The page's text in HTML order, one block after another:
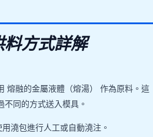
方式詳解
熔融的金屬液體（熔湯） 作為原料。這
同的方式送入模具。
澆包進行人工或自動澆注。